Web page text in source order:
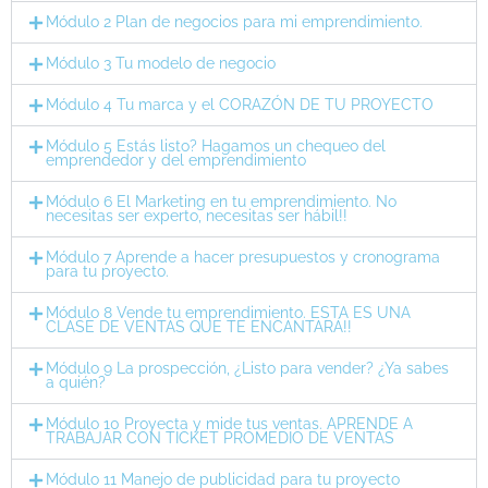
Módulo 2 Plan de negocios para mi emprendimiento.
Módulo 3 Tu modelo de negocio
Módulo 4 Tu marca y el CORAZÓN DE TU PROYECTO
Módulo 5 Estás listo? Hagamos un chequeo del
emprendedor y del emprendimiento
Módulo 6 El Marketing en tu emprendimiento. No
necesitas ser experto, necesitas ser hábil!!
Módulo 7 Aprende a hacer presupuestos y cronograma
para tu proyecto.
Módulo 8 Vende tu emprendimiento. ESTA ES UNA
CLASE DE VENTAS QUE TE ENCANTARÁ!!
Módulo 9 La prospección, ¿Listo para vender? ¿Ya sabes
a quién?
Módulo 10 Proyecta y mide tus ventas. APRENDE A
TRABAJAR CON TICKET PROMEDIO DE VENTAS
Módulo 11 Manejo de publicidad para tu proyecto